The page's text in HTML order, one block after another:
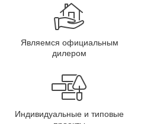
Являемся официальным
дилером
Индивидуальные и типовые